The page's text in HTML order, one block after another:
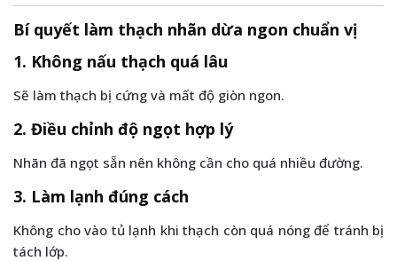
Bí quyết làm thạch nhãn dừa ngon chuẩn vị
1. Không nấu thạch quá lâu
Sẽ làm thạch bị cứng và mất độ giòn ngon.
2. Điều chỉnh độ ngọt hợp lý
Nhãn đã ngọt sẵn nên không cần cho quá nhiều đường.
3. Làm lạnh đúng cách
Không cho vào tủ lạnh khi thạch còn quá nóng để tránh bị
tách lớp.